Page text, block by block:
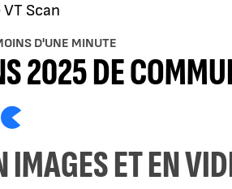
Scan
D'UNE MINUTE
2025 DE
IMAGES ET EN